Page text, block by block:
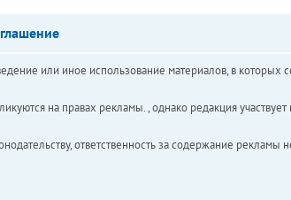
или иное использование материалов, в которых
на правах рекламы. , однако редакция участвует
ответственность за содержание рекламы